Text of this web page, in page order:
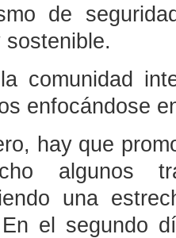
de
comunidad
enfocándose
hay que
algunos
una
el segundo